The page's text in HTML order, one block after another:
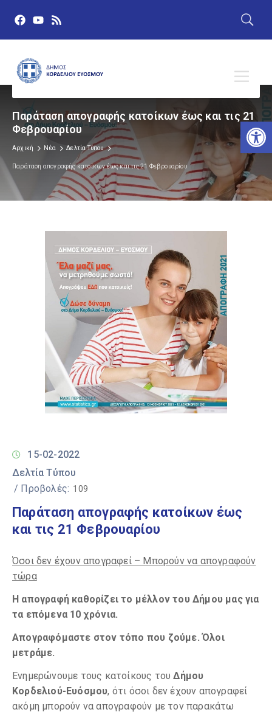
Παράταση απογραφής κατοίκων έως και τις 21
Φεβρουαρίου
Αρχική Νέα Δελτία Τύπου
Παράταση απογραφής κατοίκων έως και τις 21 Φεβρουαρίου
15-02-2022
Δελτία Τύπου
/ Προβολές: 109
Παράταση απογραφής κατοίκων έως
και τις 21 Φεβρουαρίου
Όσοι δεν έχουν απογραφεί – Μπορούν να απογραφούν
τώρα
Η απογραφή καθορίζει το μέλλον του Δήμου μας για
τα επόμενα 10 χρόνια.
Απογραφόμαστε στον τόπο που ζούμε. Όλοι
μετράμε.
Ενημερώνουμε τους κατοίκους τουΔήμου
Κορδελιού-Ευόσμου, ότι όσοι δεν έχουν απογραφεί
ακόμη μπορούν να απογραφούν με τον παρακάτω